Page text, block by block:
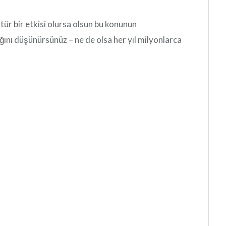
bir etkisi olursa olsun bu konunun
düşünürsünüz – ne de olsa her yıl milyonlarca